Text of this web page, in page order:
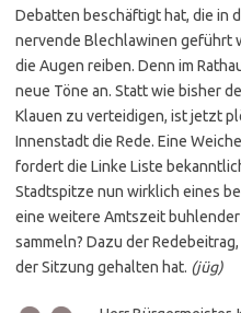
Debatten beschäftigt hat, die in
nervende Blechlawinen geführt
die Augen reiben. Denn im
neue Töne an. Statt wie bisher
Klauen zu verteidigen, ist jetzt
Innenstadt die Rede. Eine
fordert die Linke Liste
Stadtspitze nun wirklich eines
eine weitere Amtszeit
sammeln? Dazu der
der Sitzung gehalten hat. (jüg)